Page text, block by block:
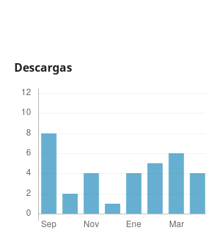
Descargas